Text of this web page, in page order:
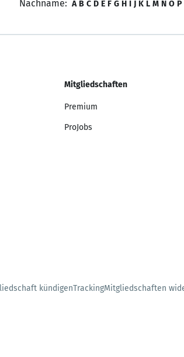
Nachname: A B C D E F G H I J K L M N O P
Mitgliedschaften
Premium
ProJobs
kündigenTrackingMitgliedschaften